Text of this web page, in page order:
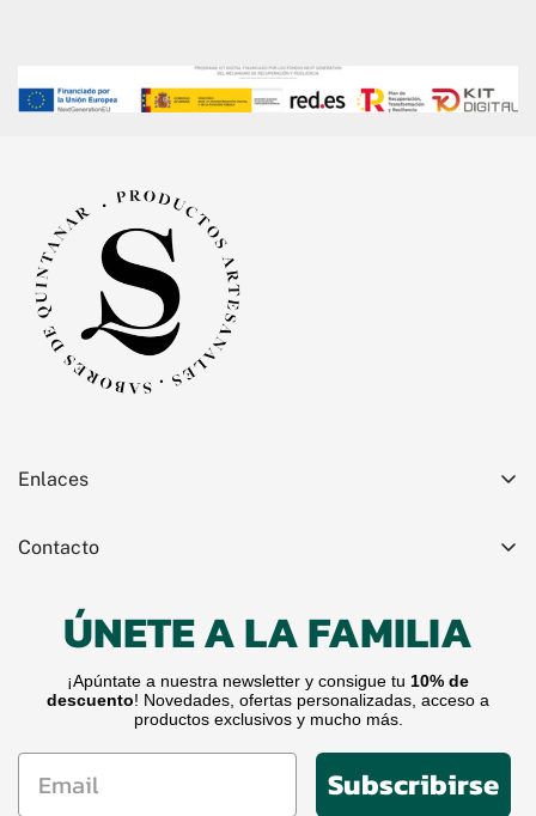
Enlaces
Aviso Legal
Política de Privacidad
Política de Devoluciones
Política de Envíos
Contacto
info@saboresdequintanar.com
ÚNETE A LA FAMILIA
¡Apúntate a nuestra newsletter y consigue tu 10% de
descuento! Novedades, ofertas personalizadas, acceso a
productos exclusivos y mucho más.
Email Subscribirse